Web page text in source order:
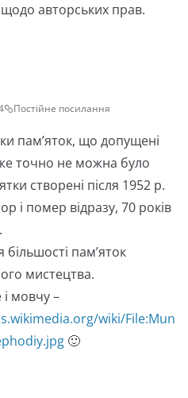
щодо авторських прав.
Постійне посилання
пам’яток, що допущені
точно не можна було
створені після 1952 р.
і помер відразу, 70 років
більшості пам’яток
мистецтва.
мовчу –
wiki/File:Mun
🙂